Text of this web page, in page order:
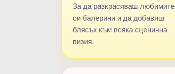
За да разкрасяваш любимите
си балерини и да добавяш
блясък към всяка сценична
визия.